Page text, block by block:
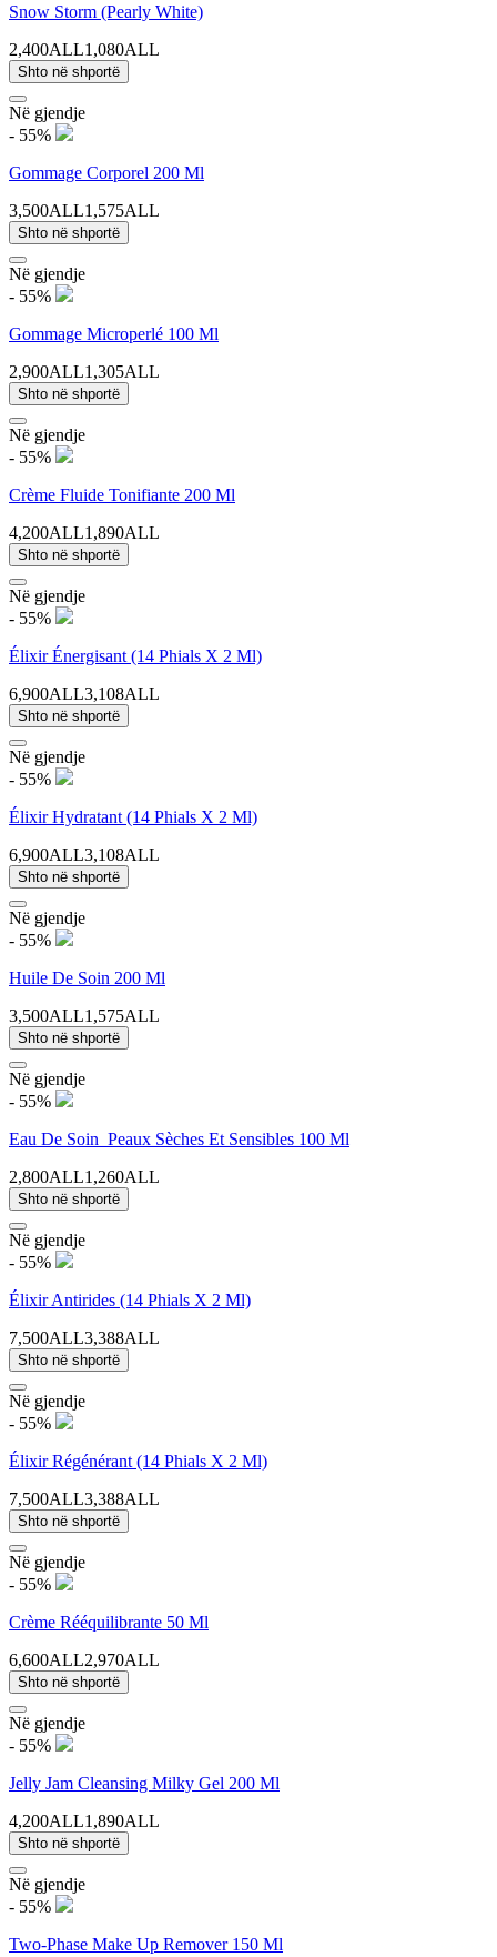
Snow Storm (Pearly White)
2,400ALL1,080ALL
Shto në shportë
Në gjendje
- 55%
Gommage Corporel 200 Ml
3,500ALL1,575ALL
Shto në shportë
Në gjendje
- 55%
Gommage Microperlé 100 Ml
2,900ALL1,305ALL
Shto në shportë
Në gjendje
- 55%
Crème Fluide Tonifiante 200 Ml
4,200ALL1,890ALL
Shto në shportë
Në gjendje
- 55%
Élixir Énergisant (14 Phials X 2 Ml)
6,900ALL3,108ALL
Shto në shportë
Në gjendje
- 55%
Élixir Hydratant (14 Phials X 2 Ml)
6,900ALL3,108ALL
Shto në shportë
Në gjendje
- 55%
Huile De Soin 200 Ml
3,500ALL1,575ALL
Shto në shportë
Në gjendje
- 55%
Eau De Soin_Peaux Sèches Et Sensibles 100 Ml
2,800ALL1,260ALL
Shto në shportë
Në gjendje
- 55%
Élixir Antirides (14 Phials X 2 Ml)
7,500ALL3,388ALL
Shto në shportë
Në gjendje
- 55%
Élixir Régénérant (14 Phials X 2 Ml)
7,500ALL3,388ALL
Shto në shportë
Në gjendje
- 55%
Crème Rééquilibrante 50 Ml
6,600ALL2,970ALL
Shto në shportë
Në gjendje
- 55%
Jelly Jam Cleansing Milky Gel 200 Ml
4,200ALL1,890ALL
Shto në shportë
Në gjendje
- 55%
Two-Phase Make Up Remover 150 Ml